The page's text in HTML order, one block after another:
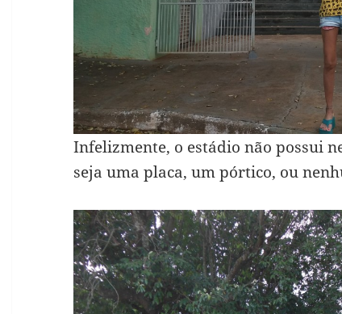
Infelizmente, o estádio não possui
seja uma placa, um pórtico, ou